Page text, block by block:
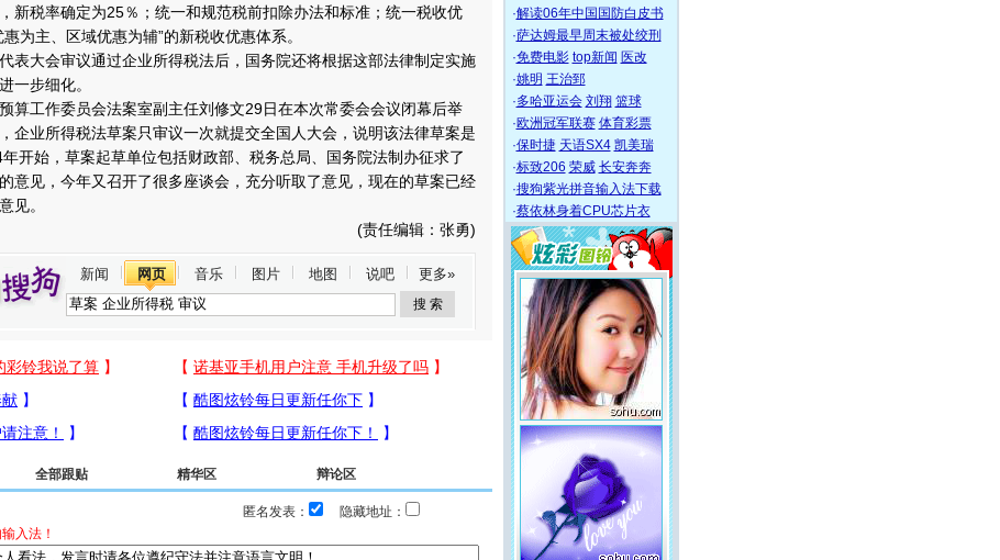
新税率确定为25％；统一和规范税前扣除办法和标准；统一税收优
为主、区域优惠为辅”的新税收优惠体系。
大会审议通过企业所得税法后，国务院还将根据这部法律制定实施
一步细化。
工作委员会法案室副主任刘修文29日在本次常委会会议闭幕后举
企业所得税法草案只审议一次就提交全国人大会，说明该法律草案是
开始，草案起草单位包括财政部、税务总局、国务院法制办征求了
意见，今年又召开了很多座谈会，充分听取了意见，现在的草案已经
见。
(责任编辑：张勇)
新闻 网页 音乐 图片 地图 说吧 更多»
全部跟贴 精华区 辩论区
匿名发表：
隐藏地址：
入法！
·解读06年中国国防白皮书
·萨达姆最早周末被处绞刑
·免费电影 top新闻 医改
·姚明 王治郅
·多哈亚运会 刘翔 篮球
·欧洲冠军联赛 体育彩票
·保时捷 天语SX4 凯美瑞
·标致206 荣威 长安奔奔
·搜狗紫光拼音输入法下载
·蔡依林身着CPU芯片衣